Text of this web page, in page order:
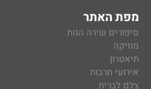
מפת האתר
סיפורים שירה הגות
מוזיקה
תיאטרון
אירועי תרבות
צלם לברית